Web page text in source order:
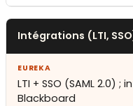
Intégrations (LTI,
LTI + SSO (SAML 2.0)
Blackboard